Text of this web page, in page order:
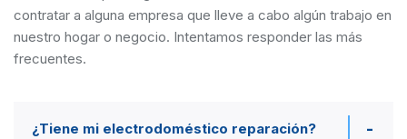
contratar a alguna empresa que lleve a cabo algún trabajo en
nuestro hogar o negocio. Intentamos responder las más
frecuentes.
¿Tiene mi electrodoméstico reparación?